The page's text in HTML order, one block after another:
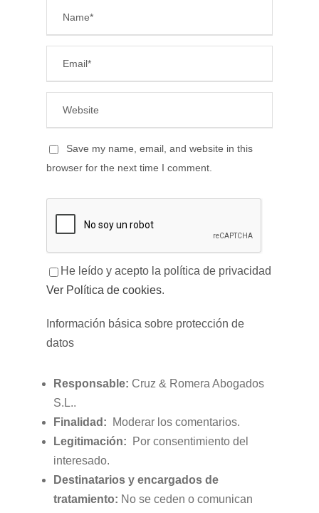
Save my name, email, and website in this
browser for the next time I comment.
He leído y acepto la política de privacidad
Ver Política de cookies.
Información básica sobre protección de
datos
Responsable: Cruz & Romera Abogados
S.L..
Finalidad: Moderar los comentarios.
Legitimación: Por consentimiento del
interesado.
Destinatarios y encargados de
tratamiento: No se ceden o comunican